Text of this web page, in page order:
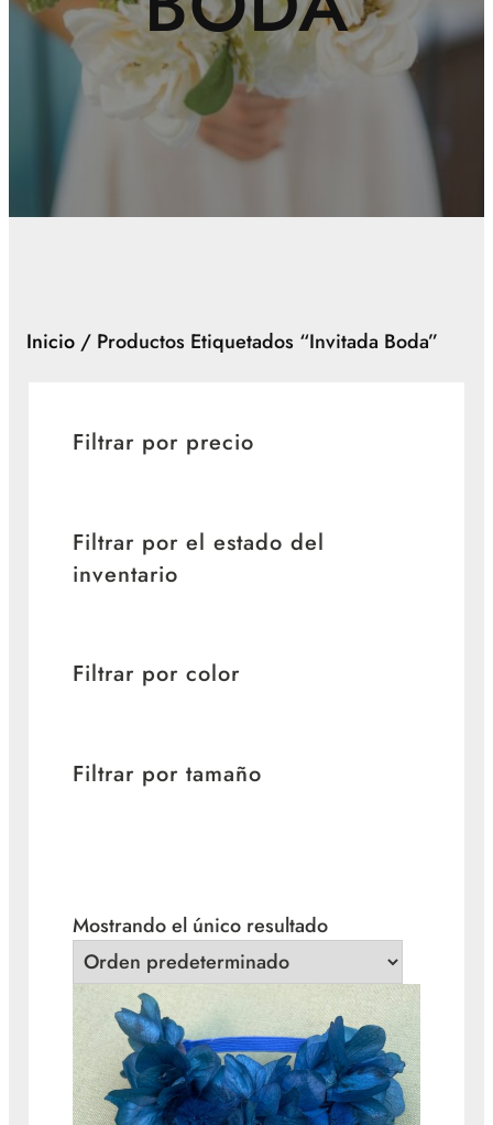
Inicio/ Productos Etiquetados “invitada Boda”
Filtrar por precio
Filtrar por el estado del
inventario
Filtrar por color
Filtrar por tamaño
Mostrando el único resultado